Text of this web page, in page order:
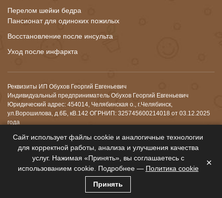
Перелом шейки бедра
Пансионат для одиноких пожилых
Восстановление после инсульта
Уход после инфаркта
Реквизиты ИП Обухов Георгий Евгеньевич
Индивидуальный предприниматель Обухов Георгий Евгеньевич
Юридический адрес: 454014, Челябинская о., г.Челябинск,
ул.Ворошилова, д.6Б, кВ.142 ОГРНИП: 325745600214018 от 03.12.2025
года
Р/с: 40802810538260003876
Банк: ФИЛИАЛ «ЕКАТЕРИНБУРГСКИЙ» АО «АЛЬФА-БАНК»
ИНН банка: 7728168971
БИК: 046577964
К/с: 30101810100000000964
Сайт использует файлы cookie и аналогичные технологии
для корректной работы, анализа и улучшения качества
услуг. Нажимая «Принять», вы соглашаетесь с
использованием cookie. Подробнее — Политика cookie
Принять
×